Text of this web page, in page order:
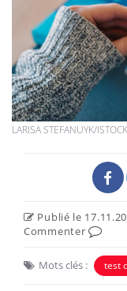
LARISA STEFANUYK/ISTOCK
Publié le
Commenter
Mots clés : test